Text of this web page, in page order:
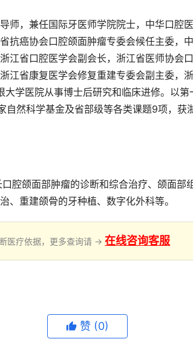
师，兼任国际牙医师学院院士，中华口腔
抗癌协会口腔颌面肿瘤专委会候任主委，
江省口腔医学会副会长，浙江省医师协会
江省康复医学会修复重建专委会副主委，
大学医院从事博士后研究和临床进修。以
自然科学基金及省部级等各类课题9项，获
腔颌面部肿瘤的诊断和综合治疗、颌面部
、重建颌骨的牙种植、数字化外科等。
医疗依据，更多查询请 → 在线咨询客服
赞 (0)